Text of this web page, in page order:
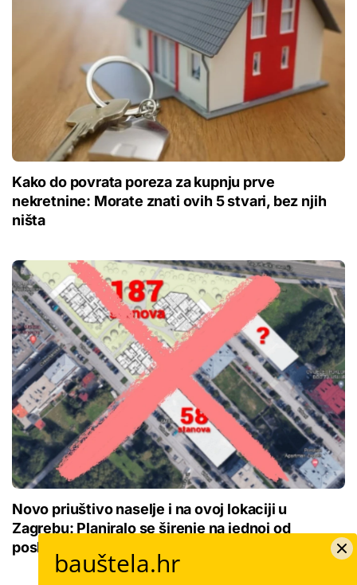
Kako do povrata poreza za kupnju prve
nekretnine: Morate znati ovih 5 stvari, bez njih
ništa
Novo priuštivo naselje i na ovoj lokaciji u
Zagrebu: Planiralo se širenje na jednoj od
posljednjih livada
bauštela.hr